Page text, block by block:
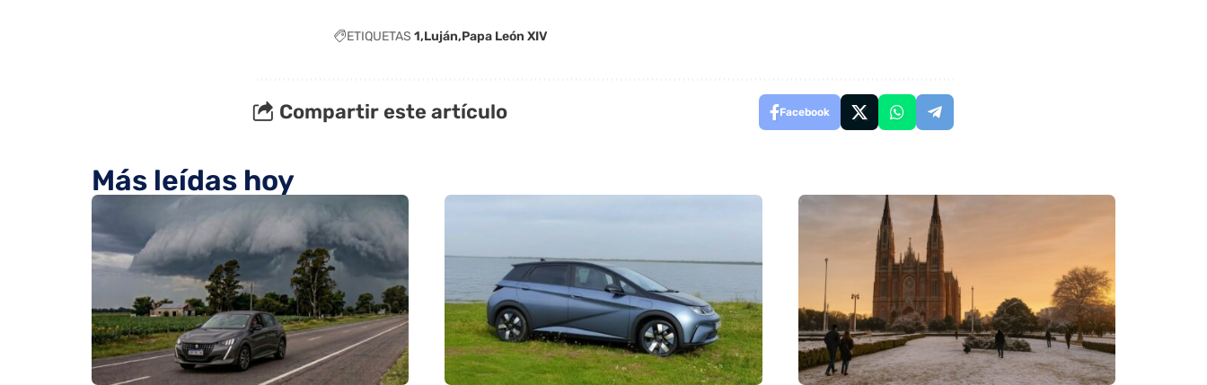
ETIQUETAS 1 Luján Papa León XIV
Compartir este artículo Facebook
Más leídas hoy